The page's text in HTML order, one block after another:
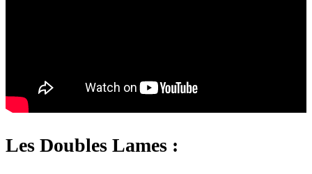
Les Doubles Lames :